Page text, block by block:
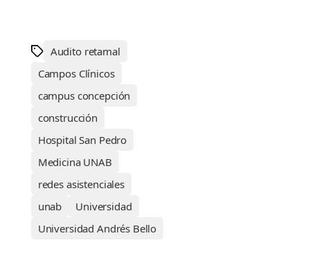
Audito retamal
Campos Clínicos
campus concepción
construcción
Hospital San Pedro
Medicina UNAB
redes asistenciales
unab
Universidad
Universidad Andrés Bello